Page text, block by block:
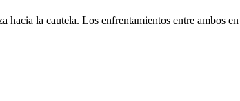
la cautela. Los enfrentamientos entre ambos